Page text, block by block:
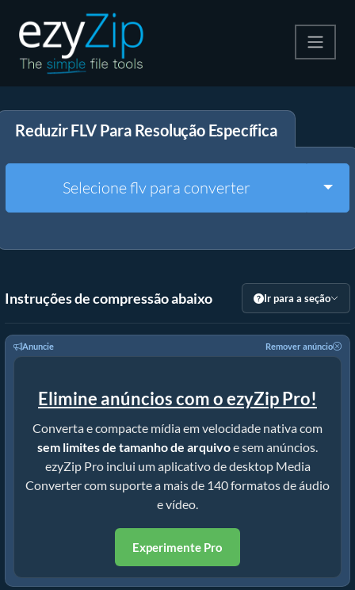
Descompactar
Outras Ferramentas
Reduzir FLV Para Resolução Específica
Selecione flv para converter
Instruções de compressão abaixo Ir para a seção
Anuncie Remover anúncio
Elimine anúncios com o ezyZip Pro!
Converta e compacte mídia em velocidade nativa com
sem limites de tamanho de arquivoe sem anúncios.
ezyZip Pro inclui um aplicativo de desktop Media
Converter com suporte a mais de 140 formatos de áudio
e vídeo.
Experimente Pro